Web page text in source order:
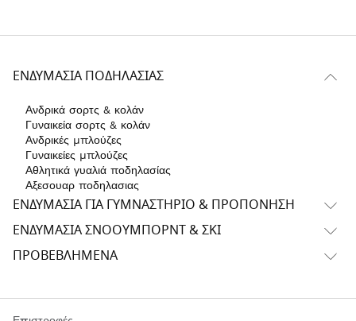
ΕΝΔΥΜΑΣΊΑ ΠΟΔΗΛΑΣΊΑΣ
Ανδρικά σορτς & κολάν
Γυναικεία σορτς & κολάν
Ανδρικές μπλούζες
Γυναικείες μπλούζες
Αθλητικά γυαλιά ποδηλασίας
Αξεσουαρ ποδηλασιας
ΕΝΔΥΜΑΣΊΑ ΓΙΑ ΓΥΜΝΑΣΤΉΡΙΟ & ΠΡΟΠΌΝΗΣΗ
ΕΝΔΥΜΑΣΊΑ ΣΝΌΟΥΜΠΟΡΝΤ & ΣΚΙ
ΠΡΟΒΕΒΛΗΜΈΝΑ